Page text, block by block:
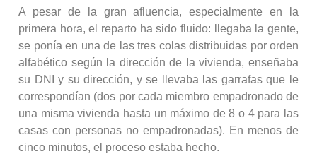
A pesar de la gran afluencia, especialmente en la
primera hora, el reparto ha sido fluido: llegaba la gente,
se ponía en una de las tres colas distribuidas por orden
alfabético según la dirección de la vivienda, enseñaba
su DNI y su dirección, y se llevaba las garrafas que le
correspondían (dos por cada miembro empadronado de
una misma vivienda hasta un máximo de 8 o 4 para las
casas con personas no empadronadas). En menos de
cinco minutos, el proceso estaba hecho.